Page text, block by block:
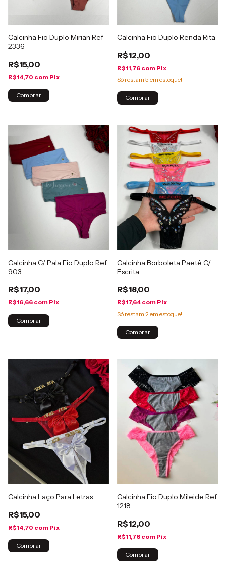
Calcinha Fio Duplo Mirian Ref
2336
R$15,00
R$14,70 com Pix
Comprar
Calcinha Fio Duplo Renda Rita
R$12,00
R$11,76 com Pix
Só restam 5 em estoque!
Comprar
Calcinha C/ Pala Fio Duplo Ref
903
R$17,00
R$16,66 com Pix
Comprar
Calcinha Borboleta Paetê C/
Escrita
R$18,00
R$17,64 com Pix
Só restam 2 em estoque!
Comprar
Calcinha Laço Para Letras
R$15,00
R$14,70 com Pix
Comprar
Calcinha Fio Duplo Mileide Ref
1218
R$12,00
R$11,76 com Pix
Comprar